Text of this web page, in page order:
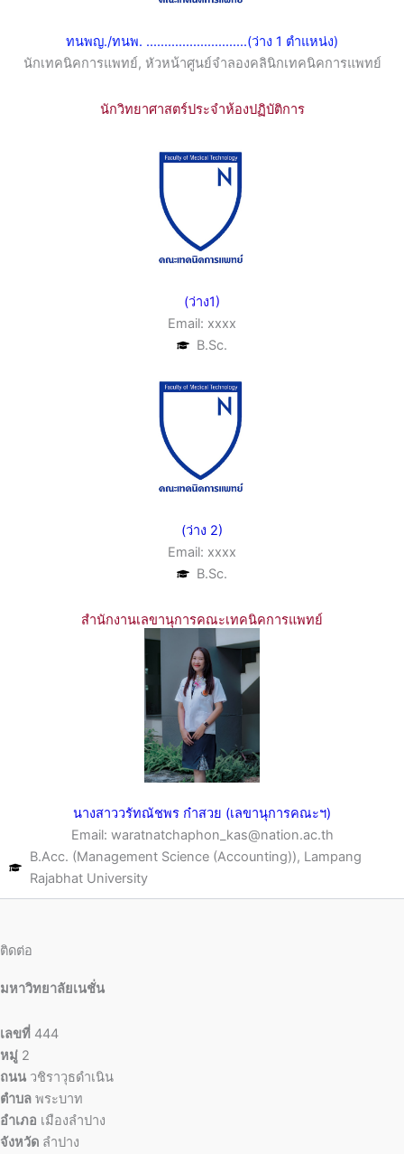
ทนพญ./ทนพ. ............................(ว่าง 1 ตำแหน่ง)
นักเทคนิคการแพทย์, หัวหน้าศูนย์จำลองคลินิกเทคนิคการแพทย์
นักวิทยาศาสตร์ประจำห้องปฏิบัติการ
(ว่าง1)
Email: xxxx
B.Sc.
(ว่าง 2)
Email: xxxx
B.Sc.
สำนักงานเลขานุการคณะเทคนิคการแพทย์
นางสาววรัทณัชพร ก๋าสวย (เลขานุการคณะฯ)
Email: waratnatchaphon_kas@nation.ac.th
B.Acc. (Management Science (Accounting)), Lampang
Rajabhat University
ติดต่อ
มหาวิทยาลัยเนชั่น
เลขที่ 444
หมู่ 2
ถนน วชิราวุธดำเนิน
ตำบล พระบาท
อำเภอ เมืองลำปาง
จังหวัด ลำปาง